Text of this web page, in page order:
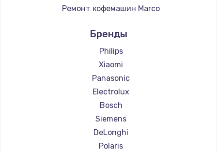
Ремонт кофемашин Marco
Ремонт кофемашин Jura
Ремонт кофемашин Olympia
Ремонт кофемашин Saeco
Ремонт кофемашин La Cimbali
Ремонт кофемашин WMF
Ремонт кофемашин Yamaguchi
Ремонт кофемашин Nivona
Ремонт кофемашин Astoria
Ремонт кофемашин JVC
Бренды
Philips
Xiaomi
Panasonic
Electrolux
Bosch
Siemens
DeLonghi
Polaris